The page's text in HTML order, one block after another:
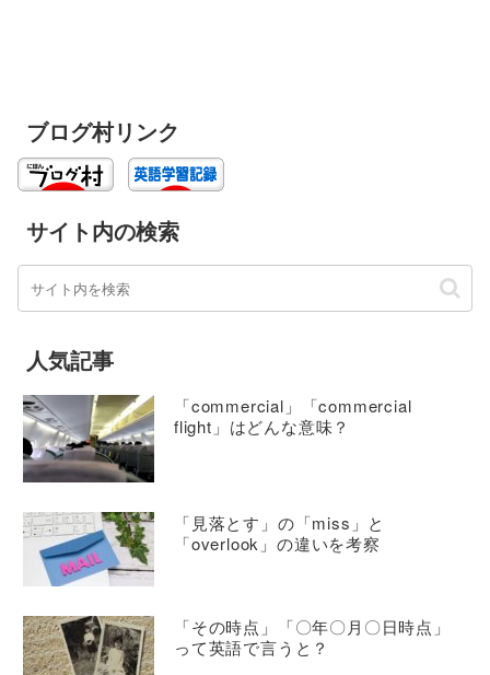
ブログ村リンク
サイト内の検索
人気記事
「commercial」「commercial
flight」はどんな意味？
「見落とす」の「miss」と
「overlook」の違いを考察
「その時点」「〇年〇月〇日時点」
って英語で言うと？